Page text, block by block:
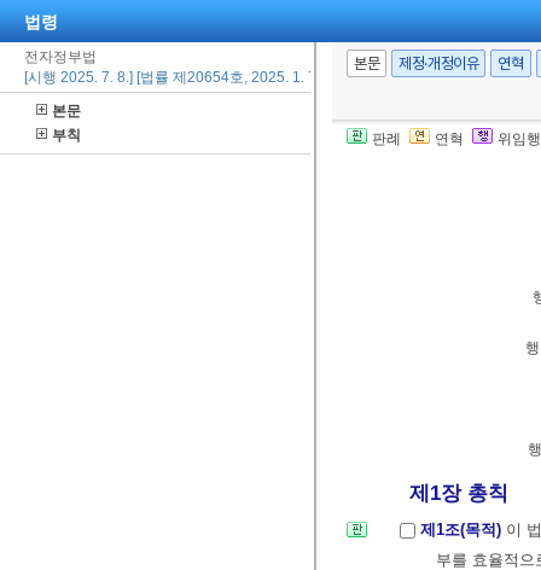
법령
전자정부법
[시행 2025. 7. 8.] [법률 제20654호, 2025. 1. 7., 일부개정]
본문
부칙
본문 제정·개정이유 연혁
판례 연혁 위임
제1장 총칙
제1조(목적) 이
부를 효율적